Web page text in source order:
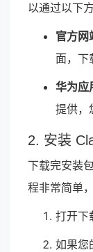
以通过以下
官方网
面，下
华为应
提供，
2. 安装
下载完安装
程非常简单
打开下
如果您